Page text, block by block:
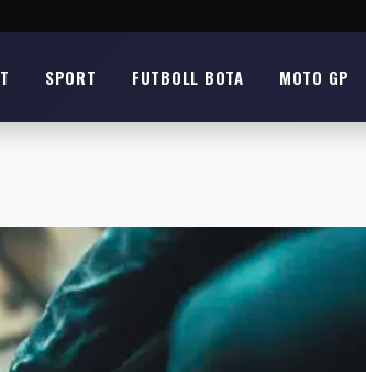
SPORT FUTBOLL BOTA MOTO GP